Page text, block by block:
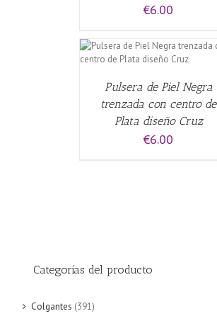
€6.00
Pulsera de Piel Negra
trenzada con centro de
Plata diseño Cruz
€6.00
Categorías del producto
Colgantes (391)